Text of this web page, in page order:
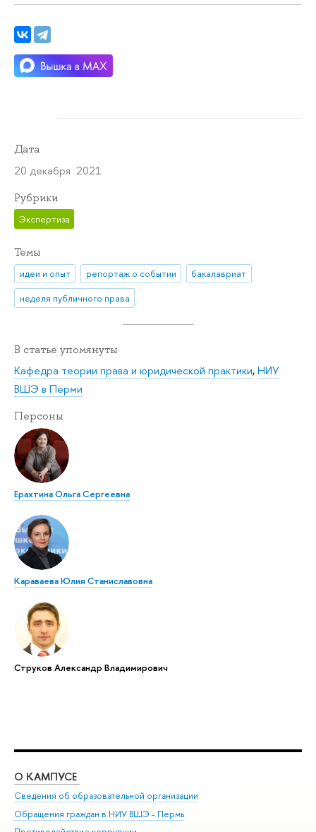
Дата
20 декабря 2021
Рубрики
Экспертиза
Темы
идеи и опыт репортаж о событии
бакалавриат
неделя публичного права
В статье упомянуты
Кафедра теории права и юридической практики,НИУ
ВШЭ в Перми
Персоны
Ерахтина Ольга Сергеевна
Караваева Юлия Станиславовна
Струков Александр Владимирович
О КАМПУСЕ
Сведения об образовательной организации
Обращения граждан в НИУ ВШЭ - Пермь